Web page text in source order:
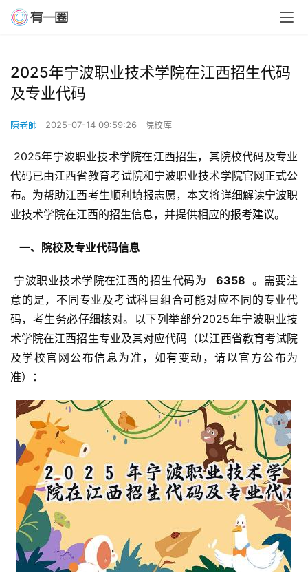
2025年宁波职业技术学院在江西招生代码
及专业代码
陳老師 2025-07-14 09:59:26 院校库
代码已由江西省教育考试院和宁波职业技术学院官网正式公
布。为帮助江西考生顺利填报志愿，本文将详细解读宁波职
业技术学院在江西的招生信息，并提供相应的报考建议。
  一、院校及专业代码信息
宁波职业技术学院在江西的招生代码为
  6358
。需要注
意的是，不同专业及考试科目组合可能对应不同的专业代
码，考生务必仔细核对。以下列举部分2025年宁波职业技
术学院在江西招生专业及其对应代码（以江西省教育考试院
及学校官网公布信息为准，如有变动，请以官方公布为
准）：